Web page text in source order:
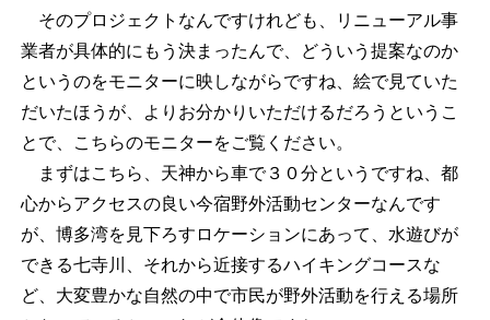
そのプロジェクトなんですけれども、リニューアル事
業者が具体的にもう決まったんで、どういう提案なのか
というのをモニターに映しながらですね、絵で見ていた
だいたほうが、よりお分かりいただけるだろうというこ
とで、こちらのモニターをご覧ください。
まずはこちら、天神から車で３０分というですね、都
心からアクセスの良い今宿野外活動センターなんです
が、博多湾を見下ろすロケーションにあって、水遊びが
できる七寺川、それから近接するハイキングコースな
ど、大変豊かな自然の中で市民が野外活動を行える場所